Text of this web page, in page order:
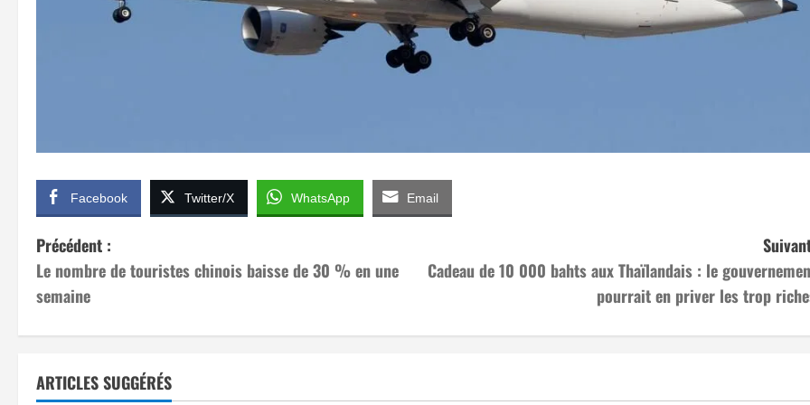
Facebook Twitter/X WhatsApp Email
N
a
v
Précédent :
Le nombre de touristes chinois baisse de 30 % en une
semaine
Cadeau de 10 000 bahts aux Thaïlandais : le
pourrait en priver les trop
ARTICLES SUGGÉRÉS